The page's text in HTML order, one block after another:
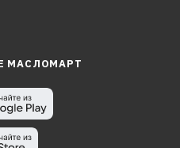
МАСЛОМАРТ